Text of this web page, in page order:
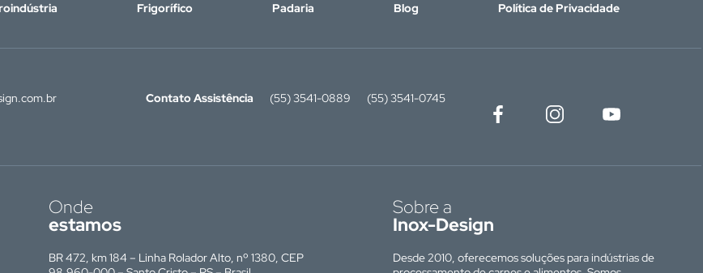
Frigorífico Padaria Blog Política de Privacidade
Contato Assistência (55) 3541-0889 (55) 3541-0745
Onde
estamos
BR 472, km 184 – Linha Rolador Alto, nº 1380, CEP
Sobre a
Inox-Design
Desde 2010, oferecemos soluções para indústrias de